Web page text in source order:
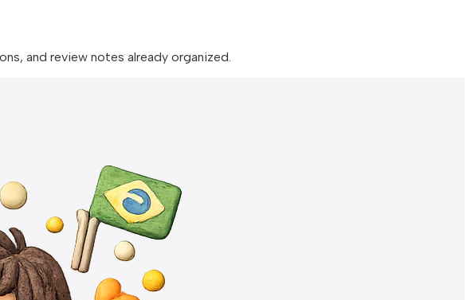
and review notes already organized.